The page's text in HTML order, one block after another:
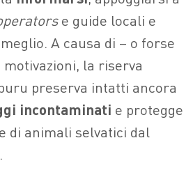
e guide locali e
A causa di – o forse
motivazioni, la riserva
preserva intatti ancora
incontaminati e protegge
di animali selvatici dal